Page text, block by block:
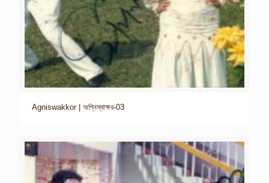
Agniswakkor | অগ্নিস্বাক্ষর-03